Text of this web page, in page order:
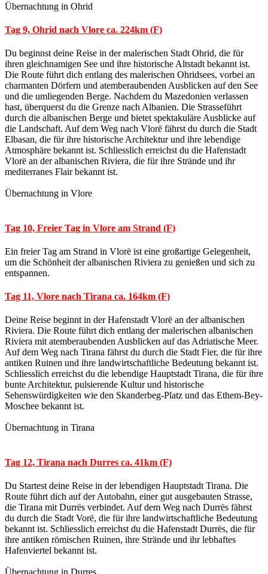
Übernachtung in Ohrid
Tag 9, Ohrid nach Vlore ca. 224km (F)
Du beginnst deine Reise in der malerischen Stadt Ohrid, die für
ihren gleichnamigen See und ihre historische Altstadt bekannt ist.
Die Route führt dich entlang des malerischen Ohridsees, vorbei an
charmanten Dörfern und atemberaubenden Ausblicken auf den See
und die umliegenden Berge. Nachdem du Mazedonien verlassen
hast, überquerst du die Grenze nach Albanien. Die Strasseführt
durch die albanischen Berge und bietet spektakuläre Ausblicke auf
die Landschaft. Auf dem Weg nach Vlorë fährst du durch die Stadt
Elbasan, die für ihre historische Architektur und ihre lebendige
Atmosphäre bekannt ist. Schliesslich erreichst du die Hafenstadt
Vlorë an der albanischen Riviera, die für ihre Strände und ihr
mediterranes Flair bekannt ist.
Übernachtung in Vlore
Tag 10, Freier Tag in Vlore am Strand (F)
Ein freier Tag am Strand in Vlorë ist eine großartige Gelegenheit,
um die Schönheit der albanischen Riviera zu genießen und sich zu
entspannen.
Tag 11, Vlore nach Tirana ca. 164km (F)
Deine Reise beginnt in der Hafenstadt Vlorë an der albanischen
Riviera. Die Route führt dich entlang der malerischen albanischen
Riviera mit atemberaubenden Ausblicken auf das Adriatische Meer.
Auf dem Weg nach Tirana fährst du durch die Stadt Fier, die für ihre
antiken Ruinen und ihre landwirtschaftliche Bedeutung bekannt ist.
Schliesslich erreichst du die lebendige Hauptstadt Tirana, die für ihre
bunte Architektur, pulsierende Kultur und historische
Sehenswürdigkeiten wie den Skanderbeg-Platz und das Ethem-Bey-
Moschee bekannt ist.
Übernachtung in Tirana
Tag 12, Tirana nach Durres ca. 41km (F)
Du Startest deine Reise in der lebendigen Hauptstadt Tirana. Die
Route führt dich auf der Autobahn, einer gut ausgebauten Strasse,
die Tirana mit Durrës verbindet. Auf dem Weg nach Durrës fährst
du durch die Stadt Vorë, die für ihre landwirtschaftliche Bedeutung
bekannt ist. Schliesslich erreichst du die Hafenstadt Durrës, die für
ihre antiken römischen Ruinen, ihre Strände und ihr lebhaftes
Hafenviertel bekannt ist.
Übernachtung in Durres